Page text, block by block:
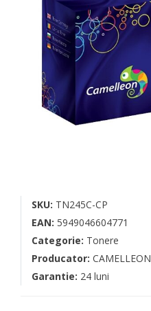
SKU: TN245C-CP
EAN: 5949046604771
Categorie: Tonere
Producator: CAMELLEON
Garantie: 24 luni